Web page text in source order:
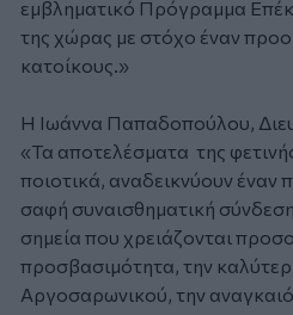
εμβληματικό Πρόγραμμα
της χώρας με στόχο έναν
κατοίκους.»
Η Ιωάννα Παπαδοπούλου,
«Τα αποτελέσματα της
ποιοτικά, αναδεικνύουν έναν
σαφή συναισθηματική σύνδεση
σημεία που χρειάζονται
προσβασιμότητα, την
Αργοσαρωνικού, την